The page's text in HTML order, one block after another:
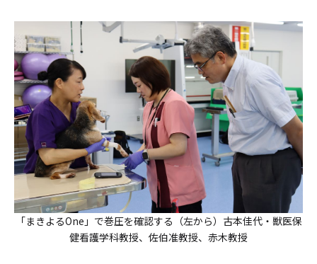
「まきよるOne」で巻圧を確認する（左から）古本佳代・獣医保
健看護学科教授、佐伯准教授、赤木教授